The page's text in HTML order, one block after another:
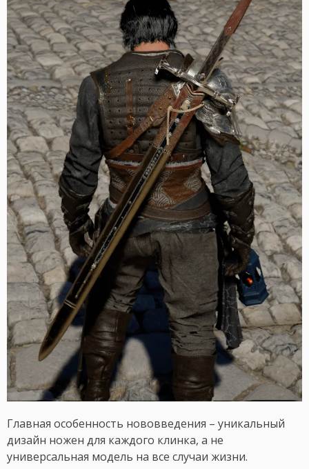
Главная особенность нововведения – уникальный
дизайн ножен для каждого клинка, а не
универсальная модель на все случаи жизни.